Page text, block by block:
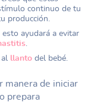
continuo de tu
producción.
, esto ayudará a evitar
llanto del bebé.
manera de iniciar
prepara